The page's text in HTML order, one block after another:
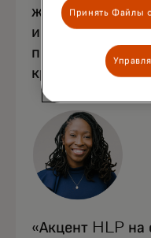
жилья, сочетая
инновации,
кредитным
«Акцент HLP
Принять Файлы